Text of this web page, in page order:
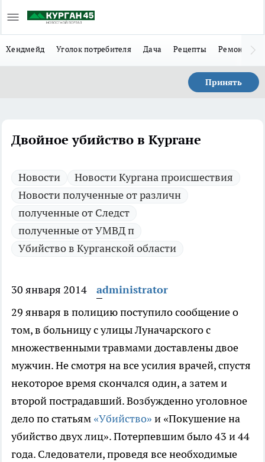
Хендмейд Уголок потребителя Дача Рецепты Ремонт
Принять
Двойное убийство в Кургане
Новости
Новости Кургана происшествия
Новости полученные от различн
полученные от Следст
полученные от УМВД п
Убийство в Курганской области
30 января 2014
administrator
29 января в полицию поступило сообщение о
том, в больницу с улицы Луначарского с
множественными травмами доставлены двое
мужчин.Не смотря на все усилия врачей, спустя
некоторое время скончался один, а затем и
второй пострадавший. Возбужденно уголовное
дело по статьям «Убийство» и «Покушение на
убийство двух лиц». Потерпевшим было 43 и 44
года. Следователи, проведя все необходимые